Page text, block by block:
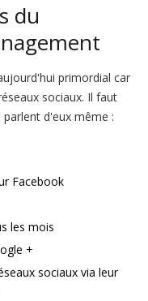
du
primordial car
sociaux. Il faut
d'eux même :
Facebook
les mois
+
sociaux via leur